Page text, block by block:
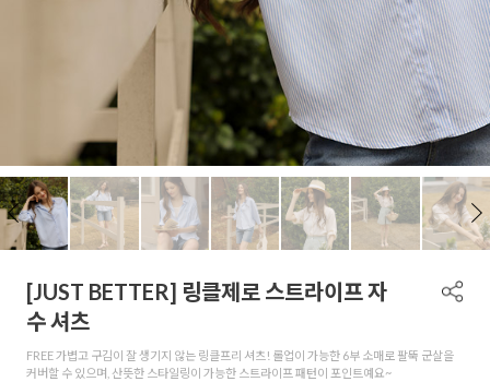
[JUST BETTER] 링클제로 스트라이프 자
수 셔츠
FREE 가볍고 구김이 잘 생기지 않는 링클프리 셔츠! 롤업이 가능한 6부 소매로 팔뚝 군살을
커버할 수 있으며, 산뜻한 스타일링이 가능한 스트라이프 패턴이 포인트예요~